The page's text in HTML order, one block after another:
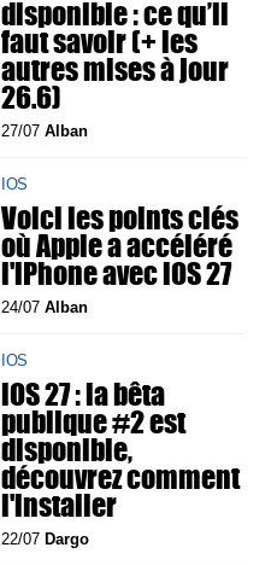
disponible : ce qu’il
faut savoir (+ les
autres mises à jour
26.6)
27/07Alban
IOS
Voici les points clés
où Apple a accéléré
l'iPhone avec iOS 27
24/07Alban
IOS
iOS 27 : la bêta
publique #2 est
disponible,
découvrez comment
l'installer
22/07 Dargo